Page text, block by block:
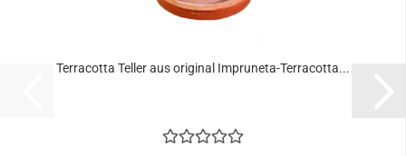
Terracotta Teller aus original Impruneta-Terracotta...